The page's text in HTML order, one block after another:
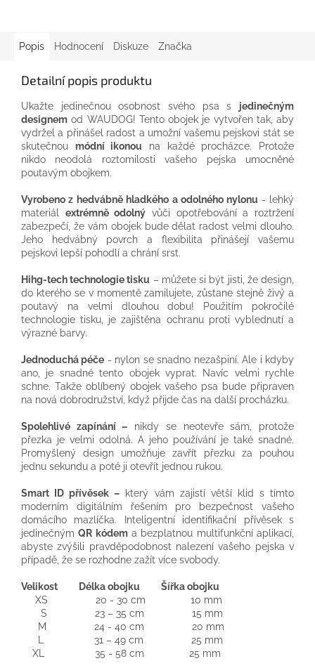
Popis Hodnocení Diskuze Značka
Detailní popis produktu
Ukažte jedinečnou osobnost svého psa s jedinečným
designem od WAUDOG! Tento obojek je vytvořen tak, aby
vydržel a přinášel radost a umožní vašemu pejskovi stát se
skutečnou módní ikonou na každé procházce. Protože
nikdo neodolá roztomilosti vašeho pejska umocněné
poutavým obojkem.
Vyrobeno z hedvábně hladkého a odolného nylonu - lehký
materiál extrémně odolný vůči opotřebování a roztržení
zabezpečí, že vám obojek bude dělat radost velmi dlouho.
Jeho hedvábný povrch a flexibilita přinášejí vašemu
pejskovi lepší pohodlí a chrání srst.
Hihg-tech technologie tisku – můžete si být jisti, že design,
do kterého se v momentě zamilujete, zůstane stejně živý a
poutavý na velmi dlouhou dobu! Použitím pokročilé
technologie tisku, je zajištěna ochranu proti vyblednutí a
výrazné barvy.
Jednoduchá péče - nylon se snadno nezašpiní. Ale i kdyby
ano, je snadné tento obojek vyprat. Navíc velmi rychle
schne. Takže oblíbený obojek vašeho psa bude připraven
na nová dobrodružství, když přijde čas na další procházku.
Spolehlivé zapínání – nikdy se neotevře sám, protože
přezka je velmi odolná. A jeho používání je také snadné.
Promyšlený design umožňuje zavřít přezku za pouhou
jednu sekundu a poté ji otevřít jednou rukou.
Smart ID přívěsek – který vám zajistí větší klid s tímto
moderním digitálním řešením pro bezpečnost vašeho
domácího mazlíčka. Inteligentní identifikační přívěsek s
jedinečnýmQR kódema bezplatnou multifunkční aplikací,
abyste zvýšili pravděpodobnost nalezení vašeho pejska v
případě, že se rozhodne zažít více svobody.
Velikost Délka obojku Šířka obojku
XS 20 - 30 cm 10 mm
S 23 – 35 cm 15 mm
M 24 - 40 cm 20 mm
L 31 – 49 cm 25 mm
XL 35 - 58 cm 25 mm